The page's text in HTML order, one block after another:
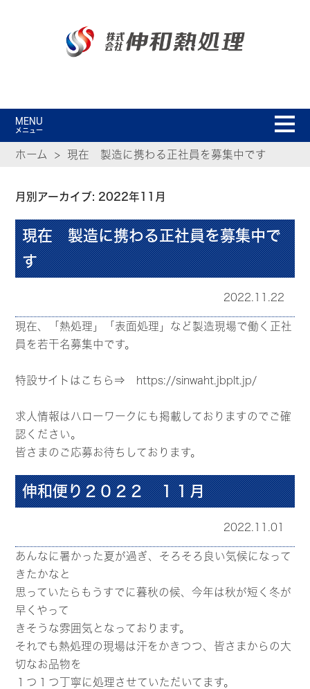
MENU
メニュー
ホーム 現在 製造に携わる正社員を募集中です
月別アーカイブ: 2022年11月
現在 製造に携わる正社員を募集中で
す
2022.11.22
現在、「熱処理」「表面処理」など製造現場で働く正社
員を若干名募集中です。
特設サイトはこちら⇒ https://sinwaht.jbplt.jp/
求人情報はハローワークにも掲載しておりますのでご確
認ください。
皆さまのご応募お待ちしております。
伸和便り２０２２ １１月
2022.11.01
あんなに暑かった夏が過ぎ、そろそろ良い気候になって
きたかなと
思っていたらもうすでに暮秋の候、今年は秋が短く冬が
早くやって
きそうな雰囲気となっております。
それでも熱処理の現場は汗をかきつつ、皆さまからの大
切なお品物を
１つ１つ丁寧に処理させていただいてます。